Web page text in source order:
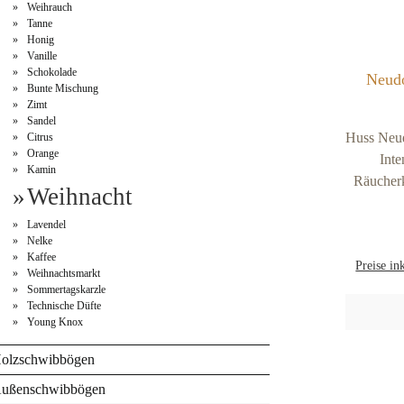
Weihrauch
Tanne
Honig
Vanille
Schokolade
Bunte Mischung
Zimt
Sandel
Citrus
Orange
Kamin
Weihnacht
Lavendel
Nelke
Kaffee
Weihnachtsmarkt
Sommertagskarzle
Technische Düfte
Young Knox
Huss
Preise